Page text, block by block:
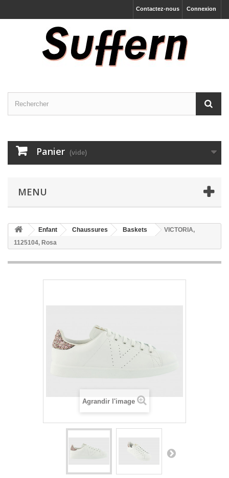
Connexion
Contactez-nous
Panier (vide)
MENU
Enfant Chaussures Baskets
VICTORIA,
1125104, Rosa
Agrandir l'image